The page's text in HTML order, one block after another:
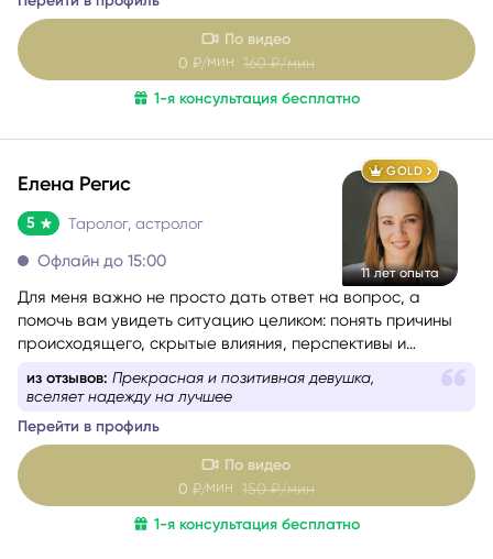
Перейти в профиль
По видео
0 ₽/мин160 ₽/мин
GOLD
11 лет опыта
5
Для меня важно не просто дать ответ на вопрос, а
помочь вам увидеть ситуацию целиком: понять причины
возможности, которые вы можете не замечать сейчас. Я
не люблю запугивания, категоричные прогнозы и истории
в духе «у вас всё плохо». Моя задача — чтобы после
консультации у вас появилось не ещё больше тревоги, а
ясность, понимание и ощущение, что ситуация решаема.
из отзывов: Всё хорошо объяснила, всё по полочкам
Перейти в профиль
По видео
0 ₽/мин150 ₽/мин